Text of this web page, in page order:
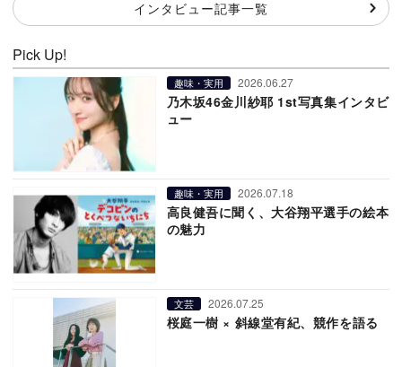
インタビュー記事一覧
Pick Up!
趣味・実用 2026.06.27
乃木坂46金川紗耶 1st写真集インタビ
ュー
趣味・実用 2026.07.18
高良健吾に聞く、大谷翔平選手の絵本
の魅力
文芸 2026.07.25
桜庭一樹 × 斜線堂有紀、競作を語る